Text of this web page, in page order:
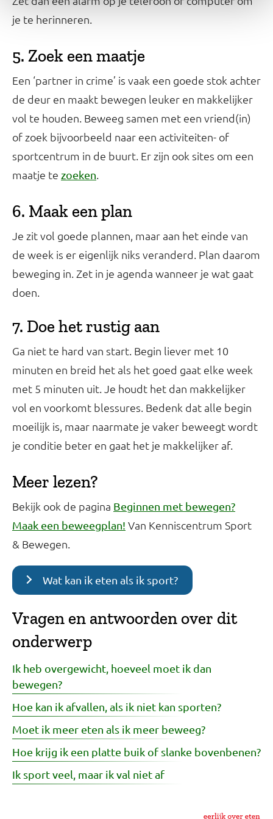
je te herinneren.
5. Zoek een maatje
Een ‘partner in crime’ is vaak een goede stok achter
de deur en maakt bewegen leuker en makkelijker
vol te houden. Beweeg samen met een vriend(in)
of zoek bijvoorbeeld naar een activiteiten- of
sportcentrum in de buurt. Er zijn ook sites om een
maatje te zoeken.
6. Maak een plan
Je zit vol goede plannen, maar aan het einde van
de week is er eigenlijk niks veranderd. Plan daarom
beweging in. Zet in je agenda wanneer je wat gaat
doen.
7. Doe het rustig aan
Ga niet te hard van start. Begin liever met 10
minuten en breid het als het goed gaat elke week
met 5 minuten uit. Je houdt het dan makkelijker
vol en voorkomt blessures. Bedenk dat alle begin
moeilijk is, maar naarmate je vaker beweegt wordt
je conditie beter en gaat het je makkelijker af.
Meer lezen?
Bekijk ook de pagina Beginnen met bewegen?
Maak een beweegplan! Van Kenniscentrum Sport
& Bewegen.
Wat kan ik eten als ik sport?
Vragen en antwoorden over dit
onderwerp
Ik heb overgewicht, hoeveel moet ik dan
bewegen?
Hoe kan ik afvallen, als ik niet kan sporten?
Moet ik meer eten als ik meer beweeg?
Hoe krijg ik een platte buik of slanke bovenbenen?
Ik sport veel, maar ik val niet af